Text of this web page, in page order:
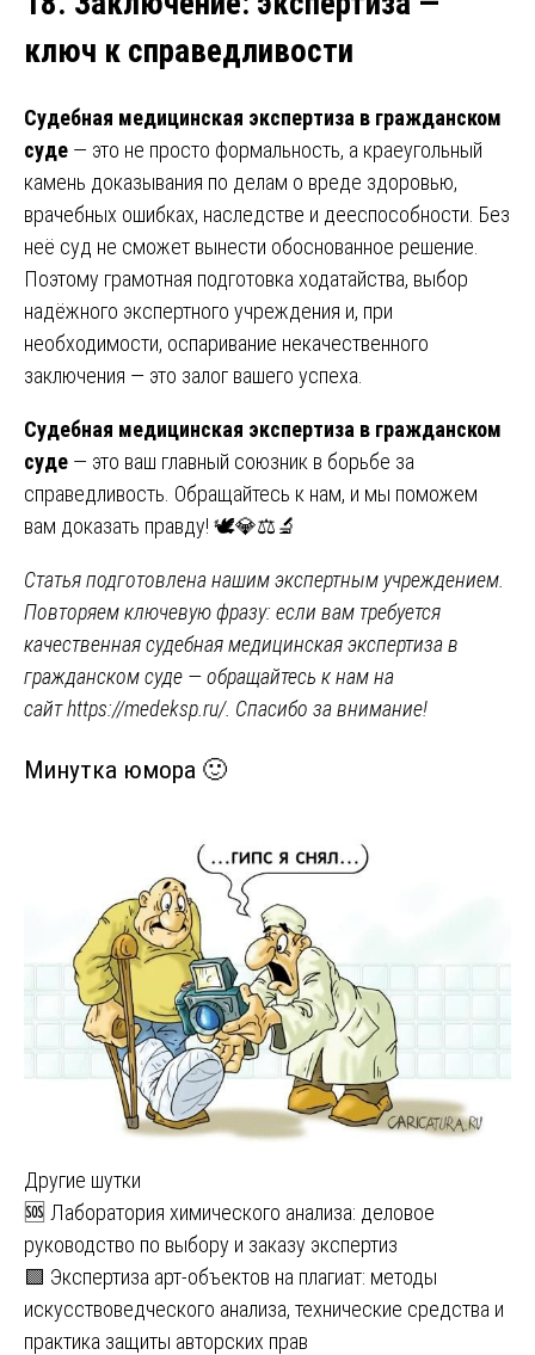
ключ к справедливости
Судебная медицинская экспертиза в гражданском
суде — это не просто формальность, а краеугольный
камень доказывания по делам о вреде здоровью,
врачебных ошибках, наследстве и дееспособности. Без
неё суд не сможет вынести обоснованное решение.
Поэтому грамотная подготовка ходатайства, выбор
надёжного экспертного учреждения и, при
необходимости, оспаривание некачественного
заключения — это залог вашего успеха.
Судебная медицинская экспертиза в гражданском
суде — это ваш главный союзник в борьбе за
справедливость. Обращайтесь к нам, и мы поможем
вам доказать правду! 🕊️💎⚖️🔬
Статья подготовлена нашим экспертным учреждением.
Повторяем ключевую фразу: если вам требуется
качественная судебная медицинская экспертиза в
гражданском суде — обращайтесь к нам на
сайтhttps://medeksp.ru/. Спасибо за внимание!
Минутка юмора 🙂
Другие шутки
Навигация
по
записям
🆘 Лаборатория химического анализа: деловое
руководство по выбору и заказу экспертиз
🟩 Экспертиза арт-объектов на плагиат: методы
искусствоведческого анализа, технические средства и
практика защиты авторских прав